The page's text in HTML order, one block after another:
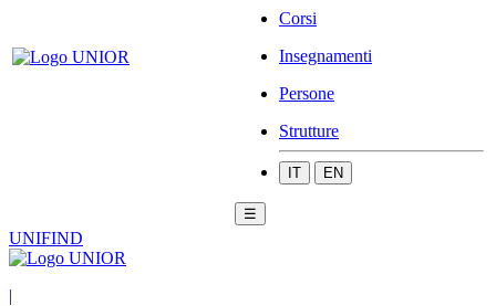
Corsi
Insegnamenti
Persone
Strutture
IT EN
☰
UNIFIND
|